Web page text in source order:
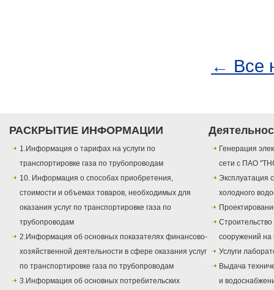
← Все
РАСКРЫТИЕ ИНФОРМАЦИИ
1.Информация о тарифах на услуги по
транспортировке газа по трубопроводам
10. Информация о способах приобретения,
стоимости и объемах товаров, необходимых для
оказания услуг по транспортировке газа по
трубопроводам
2.Информация об основных показателях финансово-
хозяйственной деятельности в сфере оказания услуг
по транспортировке газа по трубопроводам
3.Информация об основных потребительских
Генерация
сети с ПАО
Эксплуатация
холодного
сооружений на
Услуги
Выдача
и